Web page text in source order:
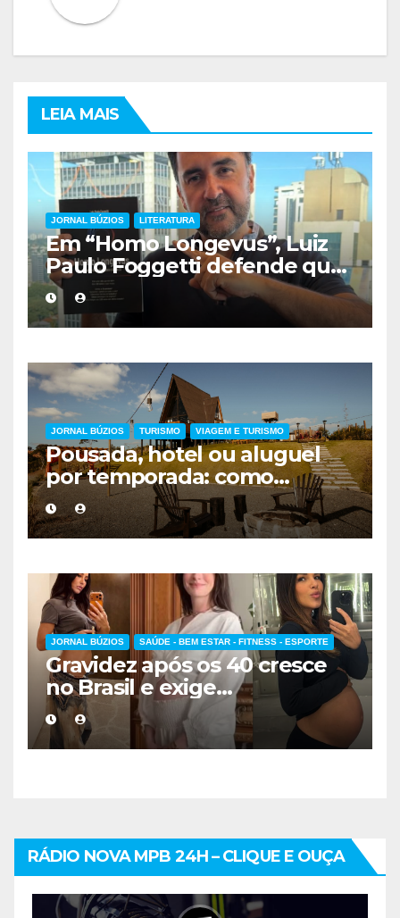
LEIA MAIS
JORNAL BÚZIOS LITERATURA
Em “Homo Longevus”, Luiz
Paulo Foggetti defende que
viver mais exigirá uma nova
forma de encarar a vida
JORNAL BÚZIOS TURISMO VIAGEM E TURISMO
Pousada, hotel ou aluguel
por temporada: como
escolher a melhor
hospedagem
JORNAL BÚZIOS SAÚDE - BEM ESTAR - FITNESS - ESPORTE
Gravidez após os 40 cresce
no Brasil e exige
acompanhamento médico
mais cuidadoso
RÁDIO NOVA MPB 24H – CLIQUE E OUÇA